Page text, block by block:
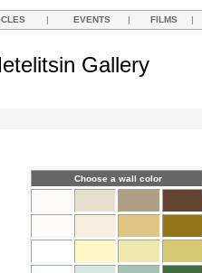
| EVENTS | FILMS |
Gallery
Choose a wall color